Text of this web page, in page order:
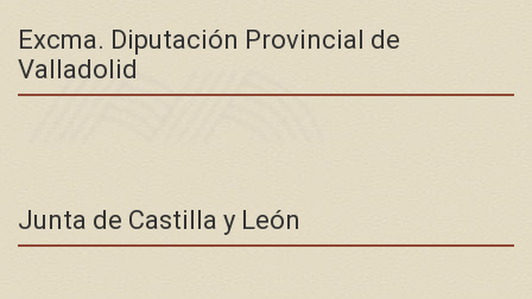
Excma. Diputación Provincial de
Valladolid
Junta de Castilla y León